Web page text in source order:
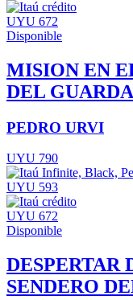
UYU 672
Disponible
MISION EN
DEL
PEDRO URVI
UYU 790
UYU 593
UYU 672
Disponible
DESPERTAR
SENDERO